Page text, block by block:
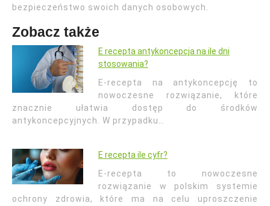
bezpieczeństwo swoich danych osobowych.
Zobacz także
E recepta antykoncepcja na ile dni
stosowania?
E-recepta na antykoncepcję to
nowoczesne rozwiązanie, które
znacznie ułatwia dostęp do środków
antykoncepcyjnych. W przypadku…
E recepta ile cyfr?
E-recepta to nowoczesne
rozwiązanie w polskim systemie
ochrony zdrowia, które ma na celu uproszczenie